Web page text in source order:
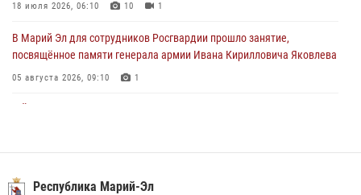
18 июля 2026, 06:10 10 1
В Марий Эл для сотрудников Росгвардии прошло занятие,
посвящённое памяти генерала армии Ивана Кирилловича Яковлева
05 августа 2026, 09:10 1
В Марий Эл сотрудники Росгвардии присоединились к масштабной
Республика Марий-Эл